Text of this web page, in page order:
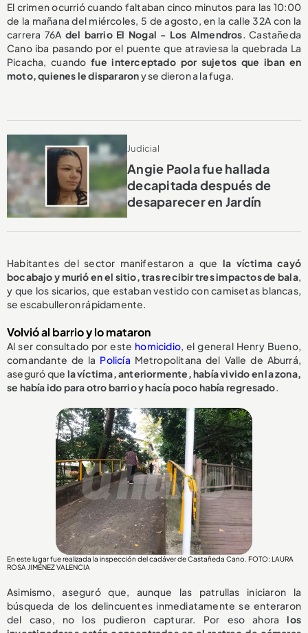
El crimen ocurrió cuando faltaban cinco minutos para las 10:00
de la mañana del miércoles, 5 de agosto, en la calle 32A con la
carrera 76A del barrio El Nogal - Los Almendros. Castañeda
Cano iba pasando por el puente que atraviesa la quebrada La
Picacha, cuandofue interceptado por sujetos que iban en
moto, quienes le dispararony se dieron a la fuga.
Judicial
Angie Paola fue hallada
decapitada después de
desaparecer en Jardín
Habitantes del sector manifestaron a que la víctima cayó
bocabajo y murió en el sitio, tras recibir tres impactos de bala,
y que los sicarios, que estaban vestido con camisetas blancas,
se escabulleron rápidamente.
Volvió al barrio y lo mataron
Al ser consultado por este homicidio, el general Henry Bueno,
comandante de la Policía Metropolitana del Valle de Aburrá,
aseguró que la víctima, anteriormente, había vivido en la zona,
se había ido para otro barrio y hacía poco había regresado.
En este lugar fue realizada la inspección del cadáver de Castañeda Cano. FOTO: LAURA
ROSA JIMÉNEZ VALENCIA
Asimismo, aseguró que, aunque las patrullas iniciaron la
búsqueda de los delincuentes inmediatamente se enteraron
del caso, no los pudieron capturar. Por eso ahoralos